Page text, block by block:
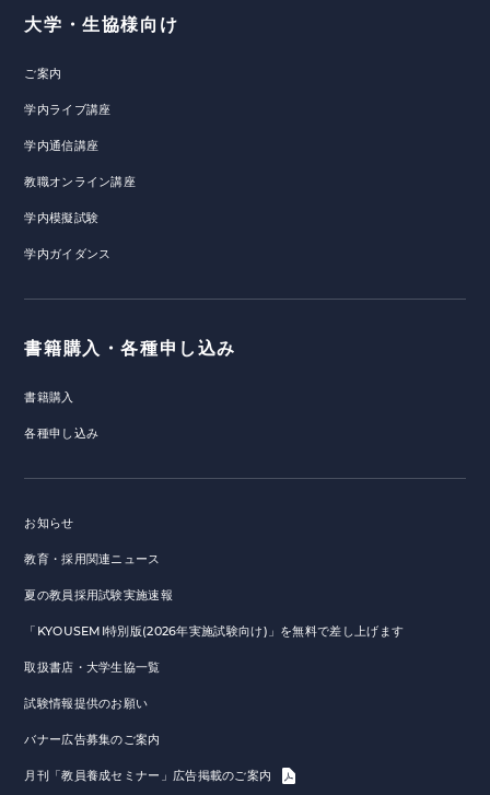
大学・生協様向け
ご案内
学内ライブ講座
学内通信講座
教職オンライン講座
学内模擬試験
学内ガイダンス
書籍購入・各種申し込み
書籍購入
各種申し込み
お知らせ
教育・採用関連ニュース
夏の教員採用試験実施速報
「KYOUSEMI特別版(2026年実施試験向け)」を無料で差し上げます
取扱書店・大学生協一覧
試験情報提供のお願い
バナー広告募集のご案内
月刊「教員養成セミナー」広告掲載のご案内